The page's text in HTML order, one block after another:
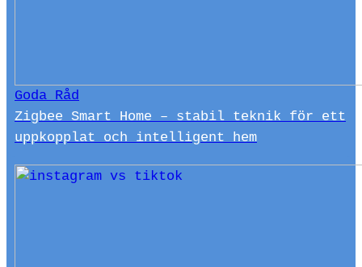
Goda Råd
Zigbee Smart Home – stabil teknik för ett
uppkopplat och intelligent hem